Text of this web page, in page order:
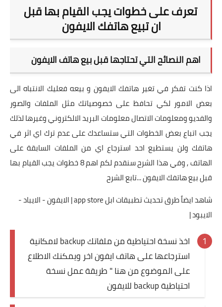
تعرف على خطوات يجب القيام بها قبل
ان تبيع هاتفك الايفون
اهم النصائح التي تحتاجها قبل بيع هاتف الايفون
اذا كنت تفكر في تغير هاتفك الايفون و بيعه فعليك الانتباه الى
بعض الامور لكي تحافظ على خصوصياتك مثل الملفات والصور
والفديو ومعلومات الاتصال معلومات البريد الالكتروني وغيرها لذلك
يجب اتباع بعض الخطوات التي ستساعدك على عدم ترك اي اثر في
هاتفك ولن يستطيع احد استرجاع اي من الملفات السابقة على
الهاتف , وفي هذا الشرح سنقدم لكم اهم 8 خطوات يجب القيام بها
قبل بيع هاتفك الايفون ...تابع الشرح
شاهد ايضاً طرق تحديث تطبيقات ابل app store | الايفون - الايباد -
الايبود |
اخذ نسخة احتياطية من ملفاتك backup لامكانية
استرجاعها على هاتف ايفون اخر ويمكنك الاطلاع
على الموضوع من هنا" طريقة عمل نسخة
احتياطية backup للايفون